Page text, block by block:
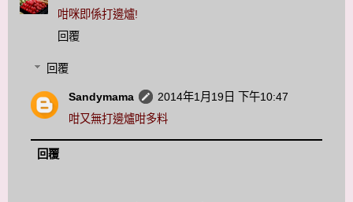
咁咪即係打邊爐!
回覆
回覆
Sandymama
2014年1月19日 下午10:47
咁又無打邊爐咁多料
回覆